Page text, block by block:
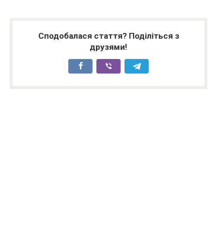
Сподобалася стаття? Поділіться з
друзями!